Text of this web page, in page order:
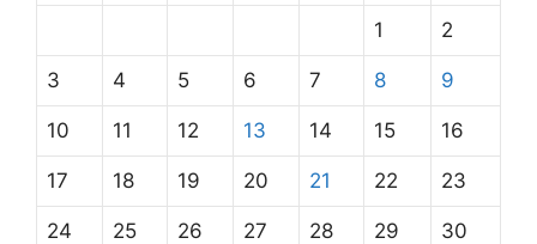
1 2
3 4 5 6 7 8 9
10 11 12 13 14 15 16
17 18 19 20 21 22 23
24 25 26 27 28 29 30